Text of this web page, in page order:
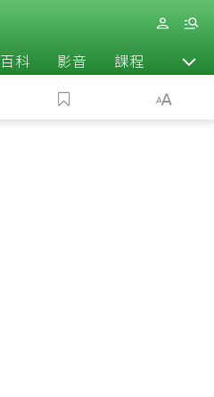
百科 影音 課程 退休